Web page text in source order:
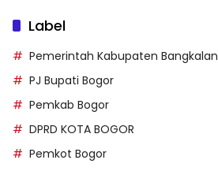
Label
Pemerintah Kabupaten Bangkalan
PJ Bupati Bogor
Pemkab Bogor
DPRD KOTA BOGOR
Pemkot Bogor